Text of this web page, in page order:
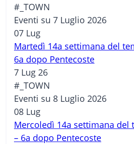
#_TOWN
Eventi su 7 Luglio 2026
07 Lug
Martedì 14a settimana del
6a dopo Pentecoste
7 Lug 26
#_TOWN
Eventi su 8 Luglio 2026
08 Lug
Mercoledì 14a settimana
– 6a dopo Pentecoste